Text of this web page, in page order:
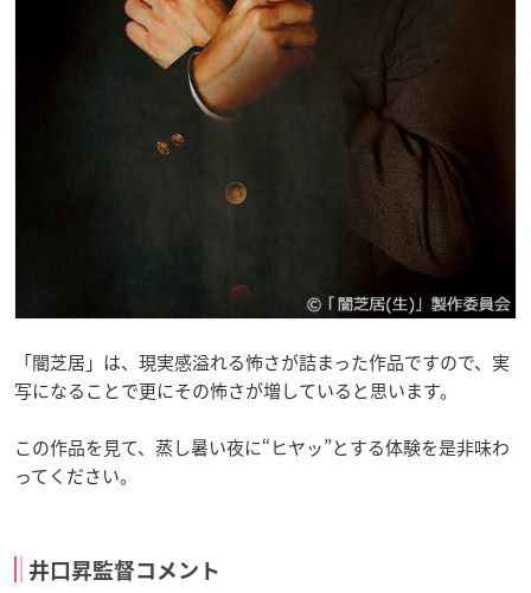
「闇芝居」は、現実感溢れる怖さが詰まった作品ですので、実
写になることで更にその怖さが増していると思います。
この作品を見て、蒸し暑い夜に“ヒヤッ”とする体験を是非味わ
ってください。
井口昇監督コメント